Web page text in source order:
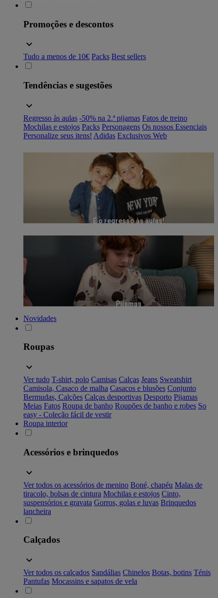
Promoções e descontos
Tudo a menos de 10€ Packs Best sellers
Tendências e sugestões
Regresso às aulas -50% na 2.ª pijamas Fatos de treino
Mochilas e estojos Packs Personagens Os nossos Essenciais
Personalize seus itens! Adidas Exclusivos Web
É o regresso às aulas!
Pijamas
Novidades
Roupas
Ver tudo T-shirt, polo Camisas Calças Jeans Sweatshirt
Camisola, Casaco de malha Casacos e blusões Conjunto
Bermudas, Calções Calças desportivas Desporto Pijamas
Meias Fatos Roupa de banho Roupões de banho e robes So
easy - Coleção fácil de vestir
Roupa interior
Acessórios e brinquedos
Ver todos os acessórios de menino Boné, chapéu Malas de
tiracolo, bolsas de cintura Mochilas e estojos Cinto,
suspensórios e gravata Gorros, golas e luvas Brinquedos
lancheira
Calçados
Ver todos os calçados Sandálias Chinelos Botas, botins Ténis
Pantufas Mocassins e sapatos de vela